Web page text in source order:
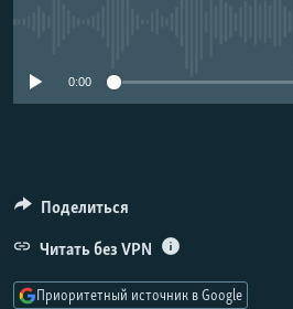
0:00
Поделиться
Читать без VPN
Приоритетный источник в Google